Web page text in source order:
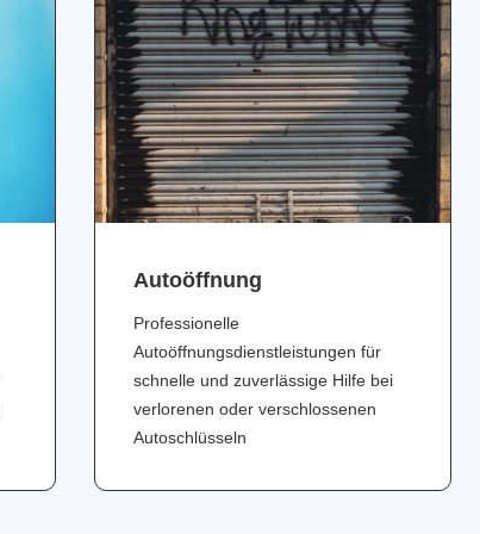
Аutoöffnung
Professionelle
Autoöffnungsdienstleistungen für
schnelle und zuverlässige Hilfe bei
verlorenen oder verschlossenen
Autoschlüsseln